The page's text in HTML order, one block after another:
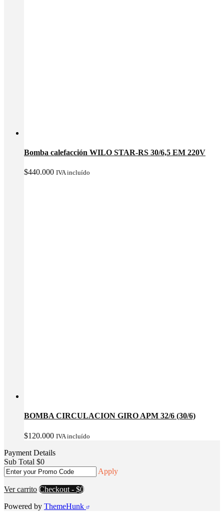
Bomba calefacción WILO STAR-RS 30/6,5 EM 220V
$440.000 IVA incluído
BOMBA CIRCULACION GIRO APM 32/6 (30/6)
$120.000 IVA incluído
Payment Details
Sub Total $0
Apply
Ver carrito Checkout - $0
Powered by ThemeHunk